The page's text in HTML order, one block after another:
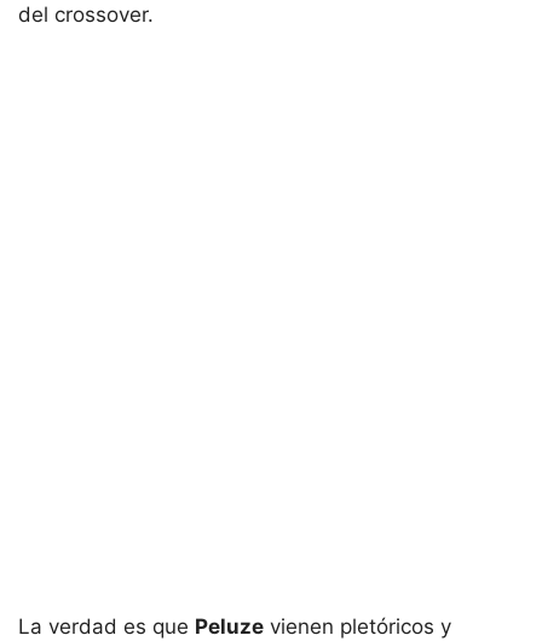
del crossover.
La verdad es que Peluze vienen pletóricos y